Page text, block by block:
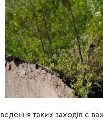
таких заходів є